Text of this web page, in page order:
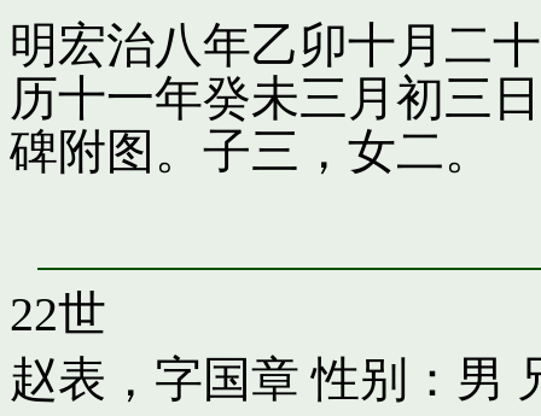
明宏治八年乙卯十月二
历十一年癸未三月初三
碑附图。子三，女二。
22世
赵表，字国章 性别：男